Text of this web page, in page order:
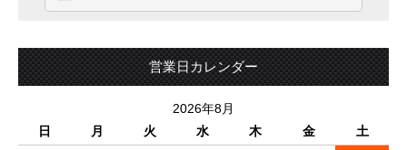
営業日カレンダー
2026年8月
日
月 火 水 木 金
土